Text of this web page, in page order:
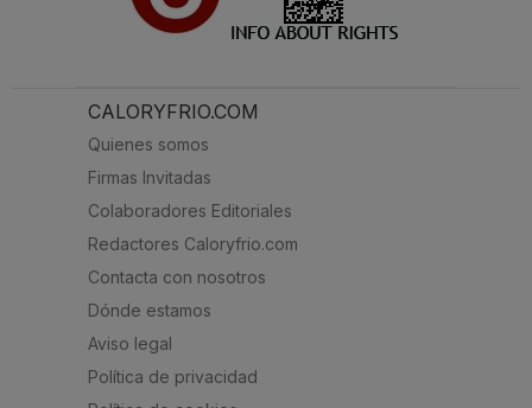
CALORYFRIO.COM
Quienes somos
Firmas Invitadas
Colaboradores Editoriales
Redactores Caloryfrio.com
Contacta con nosotros
Dónde estamos
Aviso legal
Política de privacidad